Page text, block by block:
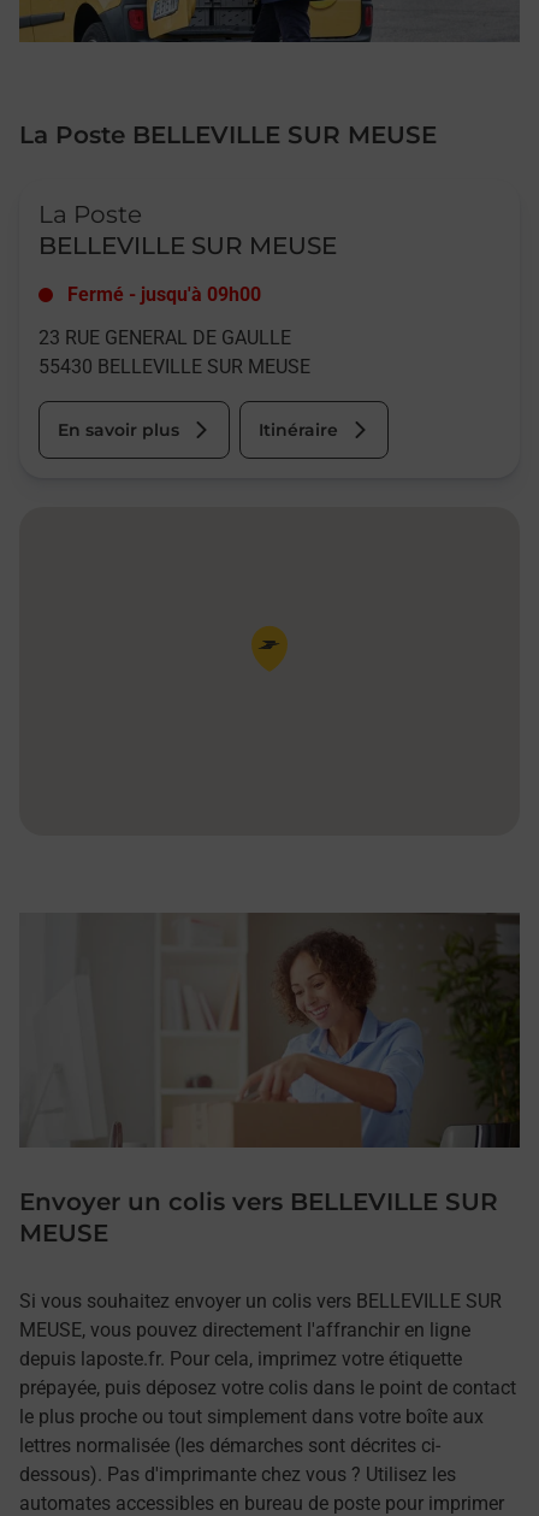
La Poste BELLEVILLE SUR MEUSE
La Poste
BELLEVILLE SUR MEUSE
Fermé - jusqu'à 09h00
23 RUE GENERAL DE GAULLE
55430 BELLEVILLE SUR MEUSE
En savoir plus Itinéraire
Pin de la carte
Envoyer un colis vers BELLEVILLE SUR
MEUSE
Si vous souhaitez envoyer un colis vers BELLEVILLE SUR
MEUSE, vous pouvez directement l'affranchir en ligne
depuis laposte.fr. Pour cela, imprimez votre étiquette
prépayée, puis déposez votre colis dans le point de contact
le plus proche ou tout simplement dans votre boîte aux
lettres normalisée (les démarches sont décrites ci-
dessous). Pas d'imprimante chez vous ? Utilisez les
automates accessibles en bureau de poste pour imprimer